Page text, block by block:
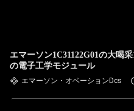
エマーソン1C31122G01の大喝
の電子工学モジュール
エマーソン・オベーションDcs